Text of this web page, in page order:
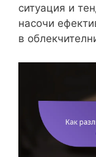
ситуация и
насочи
в